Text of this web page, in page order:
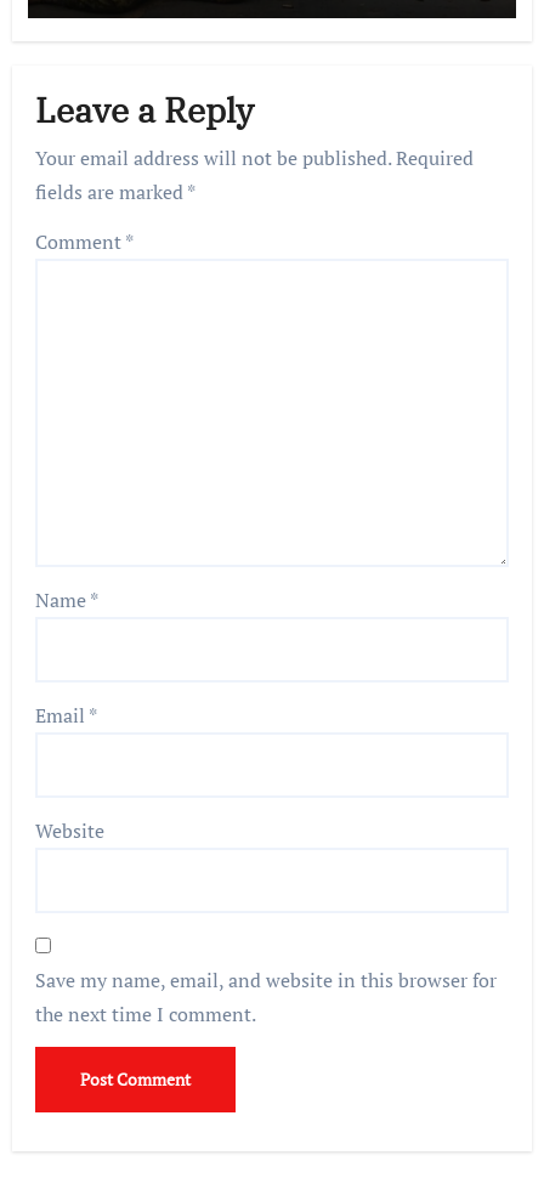
Leave a Reply
Your email address will not be published.Required
fields are marked*
Comment*
Name*
Email *
Website
Save my name, email, and website in this browser for
the next time I comment.